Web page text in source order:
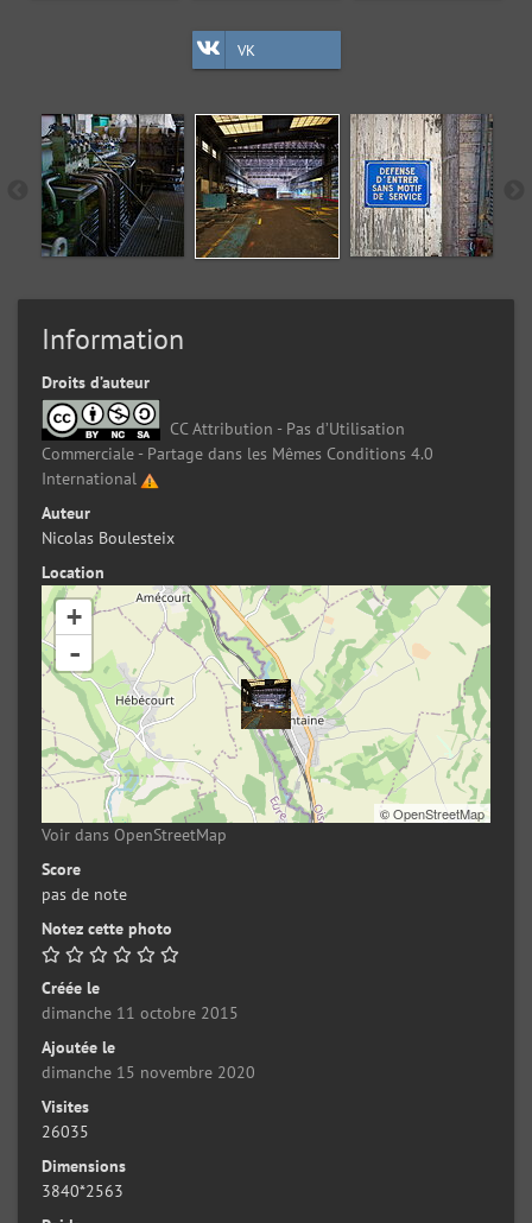
VK
Information
Droits d’auteur
CC Attribution - Pas d’Utilisation
Commerciale - Partage dans les Mêmes Conditions 4.0
International
Auteur
Nicolas Boulesteix
Location
+
-
©OpenStreetMap
Voir dans OpenStreetMap
Score
pas de note
Notez cette photo
Créée le
dimanche 11 octobre 2015
Ajoutée le
dimanche 15 novembre 2020
Visites
26035
Dimensions
3840*2563